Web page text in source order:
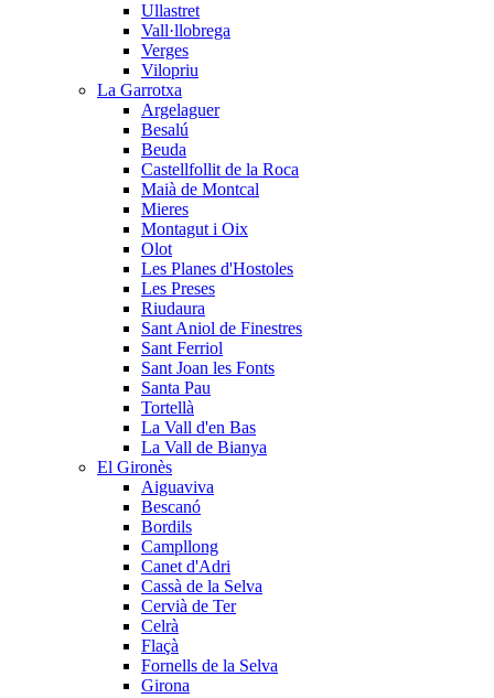
Ullastret
Vall·llobrega
Verges
Vilopriu
La Garrotxa
Argelaguer
Besalú
Beuda
Castellfollit de la Roca
Maià de Montcal
Mieres
Montagut i Oix
Olot
Les Planes d'Hostoles
Les Preses
Riudaura
Sant Aniol de Finestres
Sant Ferriol
Sant Joan les Fonts
Santa Pau
Tortellà
La Vall d'en Bas
La Vall de Bianya
El Gironès
Aiguaviva
Bescanó
Bordils
Campllong
Canet d'Adri
Cassà de la Selva
Cervià de Ter
Celrà
Flaçà
Fornells de la Selva
Girona